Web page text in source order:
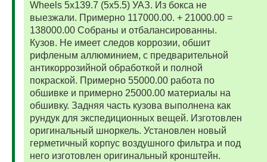
Wheels 5x139.7 (5x5.5) УАЗ. Из бокса не
выезжали. Примерно 117000.00. + 21000.00 =
138000.00 Собраны и отбалансированны.
Кузов. Не имеет следов коррозии, обшит
рифленым аллюминием, с предварительной
антикоррозийной обработкой и полной
покраской. Примерно 55000.00 работа по
обшивке и примерно 25000.00 материалы на
обшивку. Задняя часть кузова выполнена как
рундук для экспедиционных вещей. Изготовлен
оригинальный шноркель. Установлен новый
герметичный корпус воздушного фильтра и под
него изготовлен оригинальный кронштейн.